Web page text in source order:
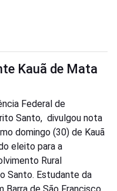
Kauã de Mata
Federal de
Santo, divulgou nota
domingo (30) de Kauã
eleito para a
Rural
Santo. Estudante da